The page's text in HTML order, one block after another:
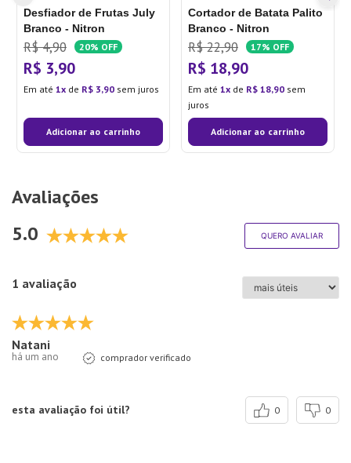
Desfiador de Frutas July
Branco - Nitron
R$ 4,90 20% OFF
R$ 3,90
Em até 1 de R$ 3,90 sem juros
Adicionar ao carrinho
Cortador de Batata Palito
Branco - Nitron
R$ 22,90 17% OFF
R$ 18,90
Em até 1 de R$ 18,90 sem
juros
Adicionar ao carrinho
Avaliações
5.0
QUERO AVALIAR
1 avaliação
Natani
há um ano comprador verificado
esta avaliação foi útil? 0 0